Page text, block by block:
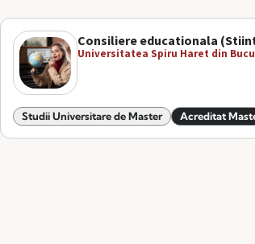
Consiliere educationala
Universitatea Spiru Haret din
Studii Universitare de Master Acreditat